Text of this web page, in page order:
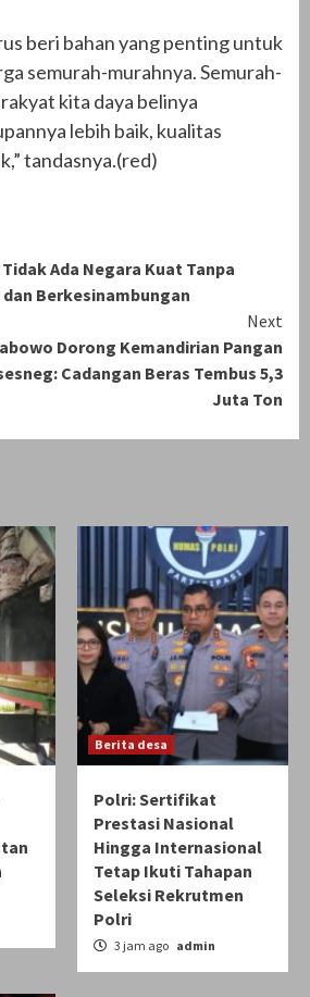
beri bahan yang penting untuk
semurah-murahnya. Semurah-
kita daya belinya
lebih baik, kualitas
tandasnya.(red)
Ada Negara Kuat Tanpa
dan Berkesinambungan
Next
Dorong Kemandirian Pangan
Cadangan Beras Tembus 5,3
Juta Ton
Berita desa
Polri: Sertifikat
Prestasi Nasional
Hingga Internasional
Tetap Ikuti Tahapan
Seleksi Rekrutmen
Polri
3 jam ago admin